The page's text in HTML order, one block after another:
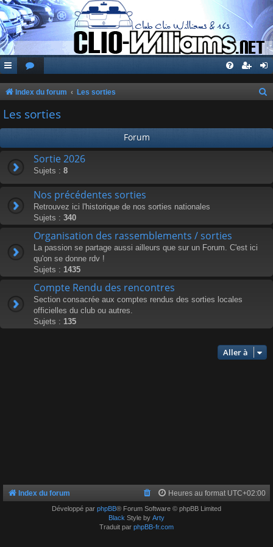
Index du forum Les sorties
Les sorties
Forum
Sortie 2026
Sujets : 8
Nos précédentes sorties
Retrouvez ici l'historique de nos sorties nationales
Sujets : 340
Organisation des rassemblements / sorties
La passion se partage aussi ailleurs que sur un Forum. C'est ici
qu'on se donne rdv !
Sujets : 1435
Compte Rendu des rencontres
Section consacrée aux comptes rendus des sorties locales
officielles du club ou autres.
Sujets : 135
Aller à
Index du forum Heures au format UTC+02:00
Développé par phpBB® Forum Software © phpBB Limited
Black Style by Arty
Traduit par phpBB-fr.com